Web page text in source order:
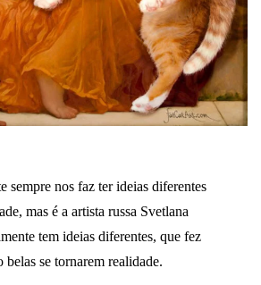
sempre nos faz ter ideias diferentes
mas é a artista russa Svetlana
tem ideias diferentes, que fez
belas se tornarem realidade.